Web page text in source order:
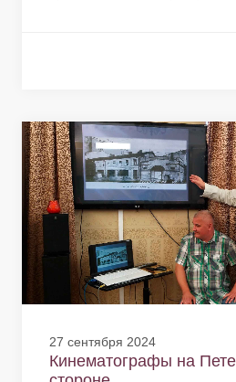
27 сентября 2024
Кинематографы на